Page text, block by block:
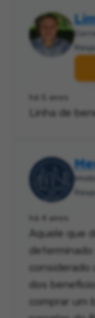
há 5 anos
Linha de
há 4 anos
Aquele que
dos
comprar um